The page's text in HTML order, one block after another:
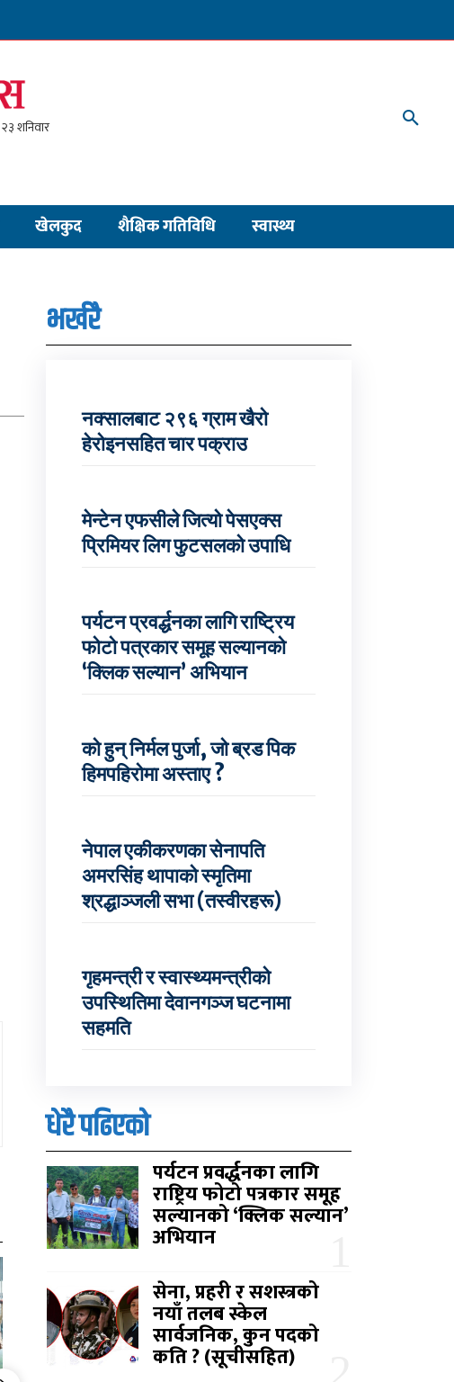
खेलकुद शैक्षिक गतिविधि स्वास्थ्य
भर्खरै
नक्सालबाट २९६ ग्राम खैरो
हेरोइनसहित चार पक्राउ
मेन्टेन एफसीले जित्यो पेसएक्स
प्रिमियर लिग फुटसलको उपाधि
पर्यटन प्रवर्द्धनका लागि राष्ट्रिय
फोटो पत्रकार समूह सल्यानको
‘क्लिक सल्यान’ अभियान
को हुन् निर्मल पुर्जा, जो ब्रड पिक
हिमपहिरोमा अस्ताए ?
नेपाल एकीकरणका सेनापति
अमरसिंह थापाको स्मृतिमा
श्रद्धाञ्जली सभा (तस्वीरहरू)
गृहमन्त्री र स्वास्थ्यमन्त्रीको
उपस्थितिमा देवानगञ्ज घटनामा
सहमति
धेरै पढिएको
पर्यटन प्रवर्द्धनका लागि
राष्ट्रिय फोटो पत्रकार समूह
सल्यानको ‘क्लिक सल्यान’
अभियान
सेना, प्रहरी र सशस्त्रको
नयाँ तलब स्केल
सार्वजनिक, कुन पदको
कति ? (सूचीसहित)